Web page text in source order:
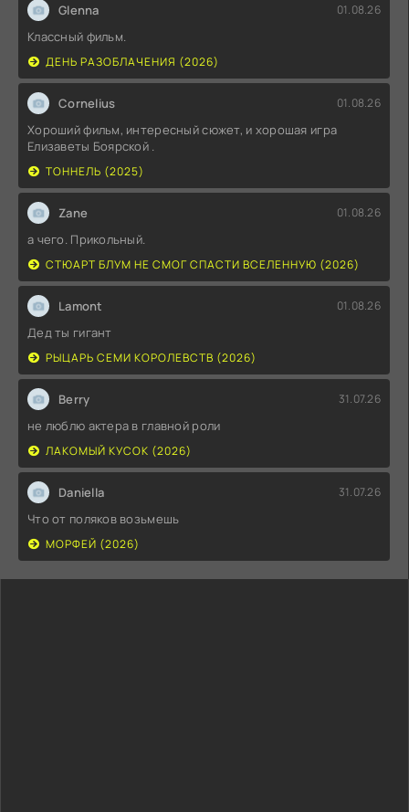
Glenna 01.08.26
Классный фильм.
ДЕНЬ РАЗОБЛАЧЕНИЯ (2026)
Cornelius 01.08.26
Хороший фильм, интересный сюжет, и хорошая игра
Елизаветы Боярской .
ТОННЕЛЬ (2025)
Zane 01.08.26
а чего. Прикольный.
СТЮАРТ БЛУМ НЕ СМОГ СПАСТИ ВСЕЛЕННУЮ (2026)
Lamont 01.08.26
Дед ты гигант
РЫЦАРЬ СЕМИ КОРОЛЕВСТВ (2026)
Berry 31.07.26
не люблю актера в главной роли
ЛАКОМЫЙ КУСОК (2026)
Daniella 31.07.26
Что от поляков возьмешь
МОРФЕЙ (2026)